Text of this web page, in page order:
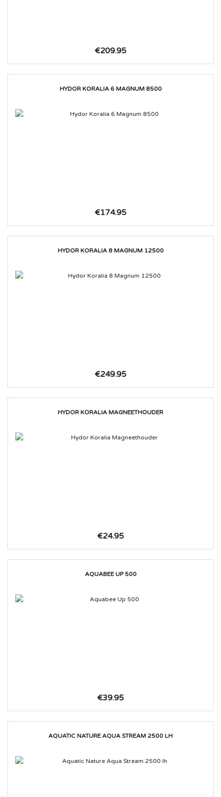
€209.95
HYDOR KORALIA 6 MAGNUM 8500
€174.95
HYDOR KORALIA 8 MAGNUM 12500
€249.95
HYDOR KORALIA MAGNEETHOUDER
€24.95
AQUABEE UP 500
€39.95
AQUATIC NATURE AQUA STREAM 2500 LH